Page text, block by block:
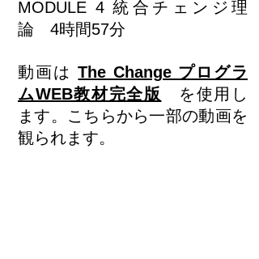
MODULE 4 統合チェンジ理
論 4時間57分
動画はThe Change プログラ
ムWEB教材完全版
を使用し
ます。こちらから一部の動画を
観られます。